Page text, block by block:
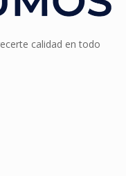
calidad en todo